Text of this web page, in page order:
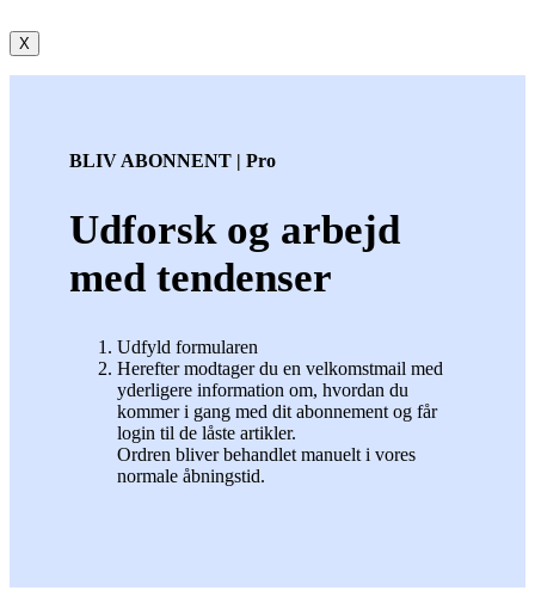
X
BLIV ABONNENT | Pro
Udforsk og arbejd
med tendenser
Udfyld formularen
Herefter modtager du en velkomstmail med
yderligere information om, hvordan du
kommer i gang med dit abonnement og får
login til de låste artikler.
Ordren bliver behandlet manuelt i vores
normale åbningstid.